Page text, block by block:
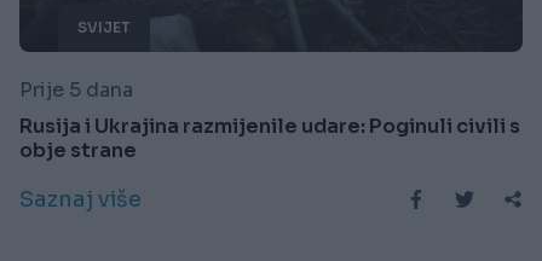
SVIJET
Prije 5 dana
Rusija i Ukrajina razmijenile udare: Poginuli civili s
obje strane
Saznaj više